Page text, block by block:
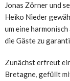
Jonas Zörner und
Heiko Nieder
um eine
die Gäste zu
Zunächst erfreut
Bretagne, gefüllt